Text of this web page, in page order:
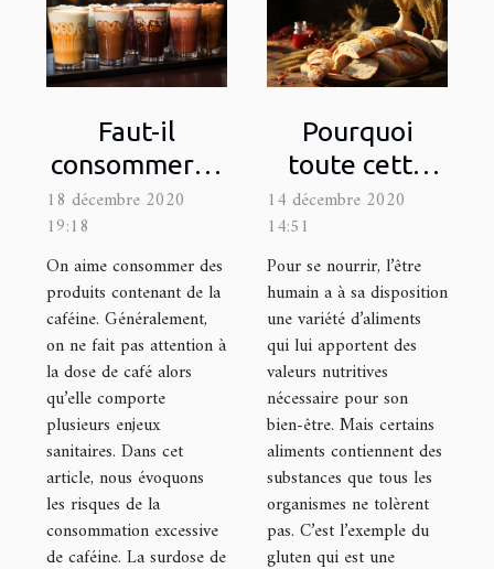
Faut-il
consommer la
caféine en
quantité au
quotidien ?
18 décembre 2020
19:18
On aime consommer des
produits contenant de la
caféine. Généralement,
on ne fait pas attention à
la dose de café alors
qu’elle comporte
plusieurs enjeux
sanitaires. Dans cet
article, nous évoquons
les risques de la
consommation excessive
de caféine. La surdose de
Pourquoi
toute cette
polémique
autour du
gluten ?
14 décembre 2020
14:51
Pour se nourrir, l’être
humain a à sa disposition
une variété d’aliments
qui lui apportent des
valeurs nutritives
nécessaire pour son
bien-être. Mais certains
aliments contiennent des
substances que tous les
organismes ne tolèrent
pas. C’est l’exemple du
gluten qui est une